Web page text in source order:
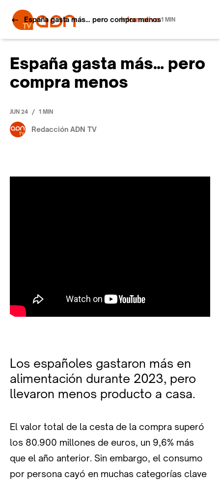
Informativo
España gasta más… pero compra menos1 MIN
España gasta más… pero
compra menos
JUN 24 / 1 MIN
Redacción ADN TV
Los españoles gastaron más en
alimentación durante 2023, pero
llevaron menos producto a casa.
El valor total de la cesta de la compra superó
los 80.900 millones de euros, un 9,6% más
que el año anterior. Sin embargo, el consumo
por persona cayó en muchas categorías clave